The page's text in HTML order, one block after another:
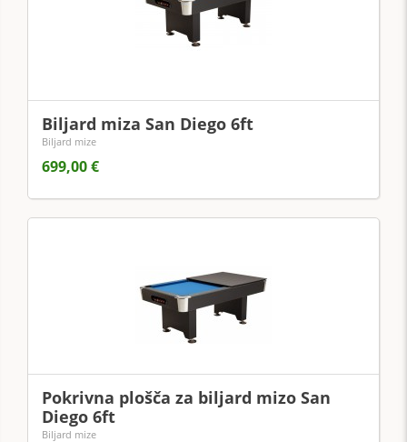
Biljard miza San Diego 6ft
Biljard mize
699,00 €
Pokrivna plošča za biljard mizo San
Diego 6ft
Biljard mize